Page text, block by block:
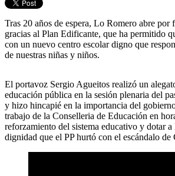
Tras 20 años de espera, Lo Romero abre por
gracias al Plan Edificante, que ha permitido
con un nuevo centro escolar digno que
de nuestras niñas y niños.
El portavoz Sergio Agueitos realizó un
educación pública en la sesión plenaria del
y hizo hincapié en la importancia del
trabajo de la Conselleria de Educación en
reforzamiento del sistema educativo y dotar a
dignidad que el PP hurtó con el escándalo